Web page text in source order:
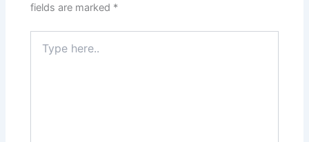
fields are marked *
here..